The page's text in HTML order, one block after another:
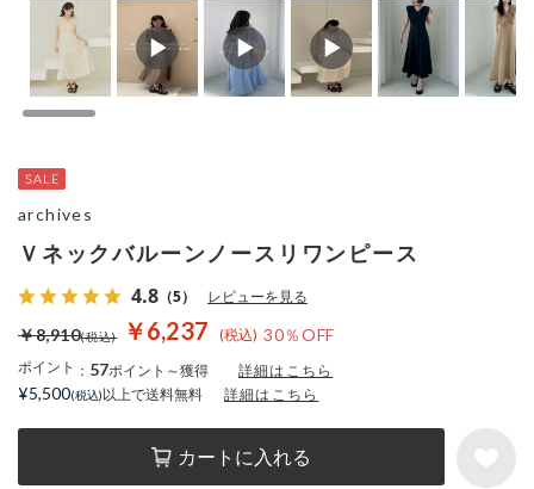
Ｖネックバルーンノースリワンピース
4.8 （5） レビューを見る
￥6,237 30％OFF
￥8,910
ポイント ： 57ポイント～獲得 詳細はこちら
カートに入れる
archives
¥5,500 以上で送料無料 詳細はこちら